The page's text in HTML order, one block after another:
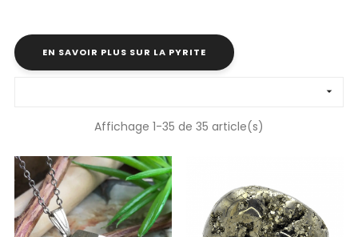
EN SAVOIR PLUS SUR LA PYRITE

Affichage 1-35 de 35 article(s)